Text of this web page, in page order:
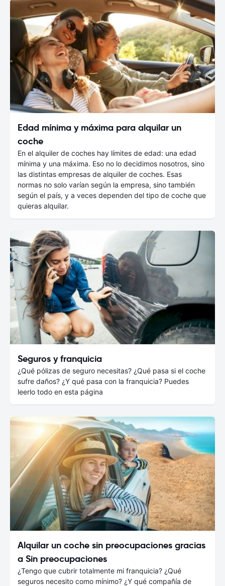
Edad mínima y máxima para alquilar un
coche
En el alquiler de coches hay límites de edad: una edad
mínima y una máxima. Eso no lo decidimos nosotros, sino
las distintas empresas de alquiler de coches. Esas
normas no solo varían según la empresa, sino también
según el país, y a veces dependen del tipo de coche que
quieras alquilar.
Seguros y franquicia
¿Qué pólizas de seguro necesitas? ¿Qué pasa si el coche
sufre daños? ¿Y qué pasa con la franquicia? Puedes
leerlo todo en esta página
Alquilar un coche sin preocupaciones gracias
a Sin preocupaciones
¿Tengo que cubrir totalmente mi franquicia? ¿Qué
seguros necesito como mínimo? ¿Y qué compañía de